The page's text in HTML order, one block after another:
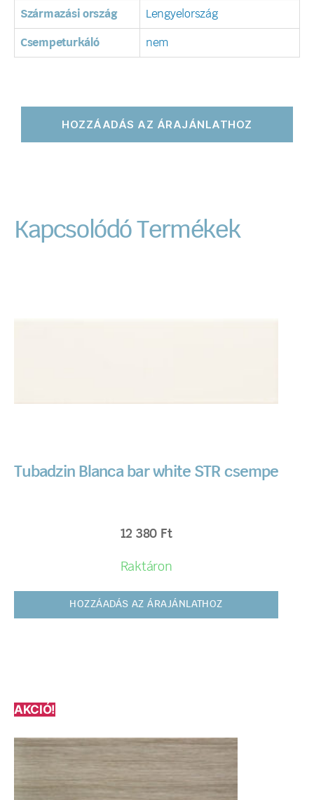
Származási ország Lengyelország
Csempeturkáló nem
HOZZÁADÁS AZ ÁRAJÁNLATHOZ
Kapcsolódó Termékek
Tubadzin Blanca bar white STR csempe
12 380 Ft
Raktáron
HOZZÁADÁS AZ ÁRAJÁNLATHOZ
AKCIÓ!